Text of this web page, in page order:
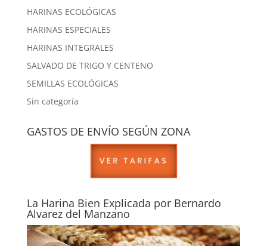
HARINAS ECOLÓGICAS
HARINAS ESPECIALES
HARINAS INTEGRALES
SALVADO DE TRIGO Y CENTENO
SEMILLAS ECOLÓGICAS
Sin categoría
GASTOS DE ENVÍO SEGÚN ZONA
La Harina Bien Explicada por Bernardo
Alvarez del Manzano